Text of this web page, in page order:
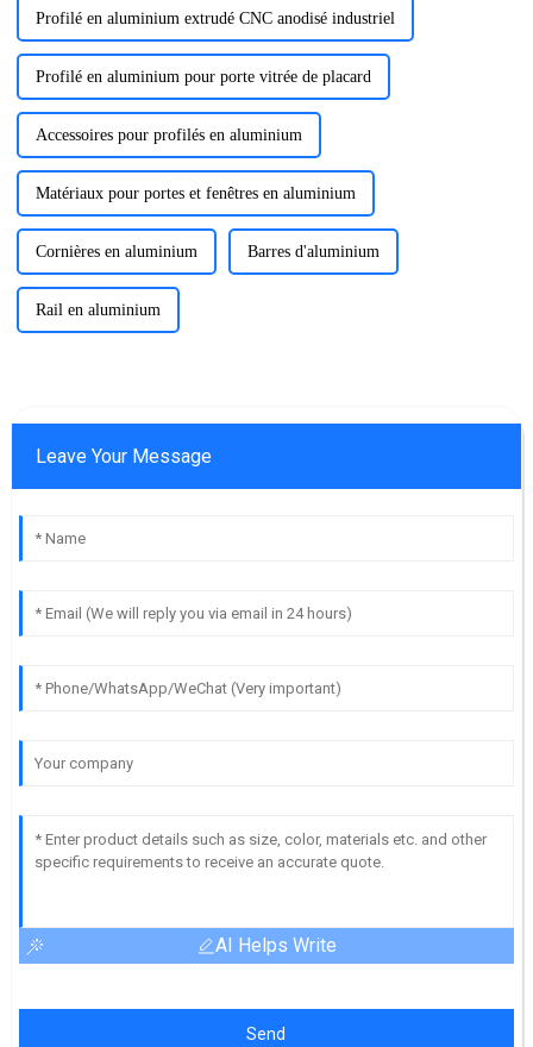
Profilé en aluminium extrudé CNC anodisé industriel
Profilé en aluminium pour porte vitrée de placard
Accessoires pour profilés en aluminium
Matériaux pour portes et fenêtres en aluminium
Cornières en aluminium Barres d'aluminium
Rail en aluminium
Leave Your Message
AI Helps Write
Send